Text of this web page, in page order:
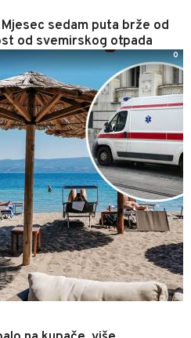
sedam puta brže od
od svemirskog otpada
0